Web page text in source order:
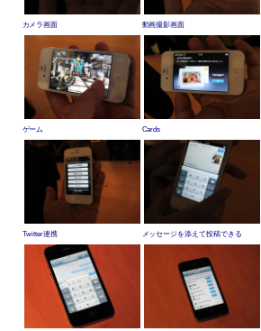
カメラ画面 動画撮影画面
ゲーム Cards
Twitter連携 メッセージを添えて投稿できる